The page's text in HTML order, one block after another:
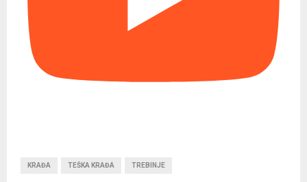
KRAĐA TEŠKA KRAĐA TREBINJE